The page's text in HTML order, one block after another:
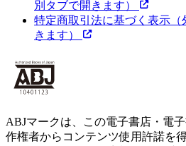
別タブで開きます）
特定商取引法に基づく表示
きます）
ABJマークは、この電子書店・電
作権者からコンテンツ使用許諾を